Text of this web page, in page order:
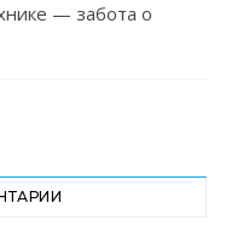
— забота о